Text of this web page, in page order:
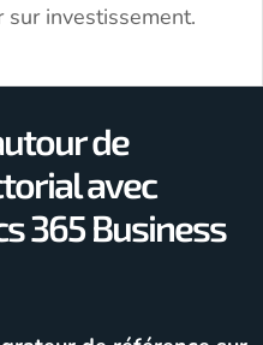
investissement.
de
avec
365 Business